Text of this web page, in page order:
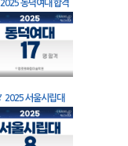
2025 동덕여대 합격
2025 서울시립대